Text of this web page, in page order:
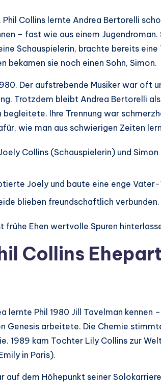
Collins lernte Andrea Bertorelli
– fast wie aus einem
Schauspielerin, brachte bereits
bekamen sie noch einen Sohn, Simon.
Der aufstrebende Musiker war oft
Trotzdem bleibt Andrea Bertorelli als
begleitete. Ihre Trennung war
wie man aus schwierigen Zeiten
Collins (Schauspielerin) und Simon
Joely und baute eine enge
blieben freundschaftlich verbunden.
frühe Ehen wertvolle Spuren
Collins
lernte Phil 1980 Jill Tavelman kennen
Genesis arbeitete. Die Chemie
1989 kam Tochter Lily Collins zur
in Paris).
auf dem Höhepunkt seiner